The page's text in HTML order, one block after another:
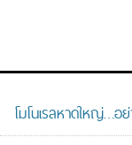
โมโนเรลหาดใหญ่…อ